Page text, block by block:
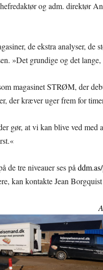
og adm. direktør
de ekstra analyser, de
»Det grundige og det
magasinet STRØM, der
der kræver uger frem for
gør, at vi kan blive ved med
de tre niveauer ses på
kan kontakte Jean